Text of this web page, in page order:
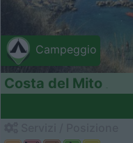
Campeggio
Costa del Mito